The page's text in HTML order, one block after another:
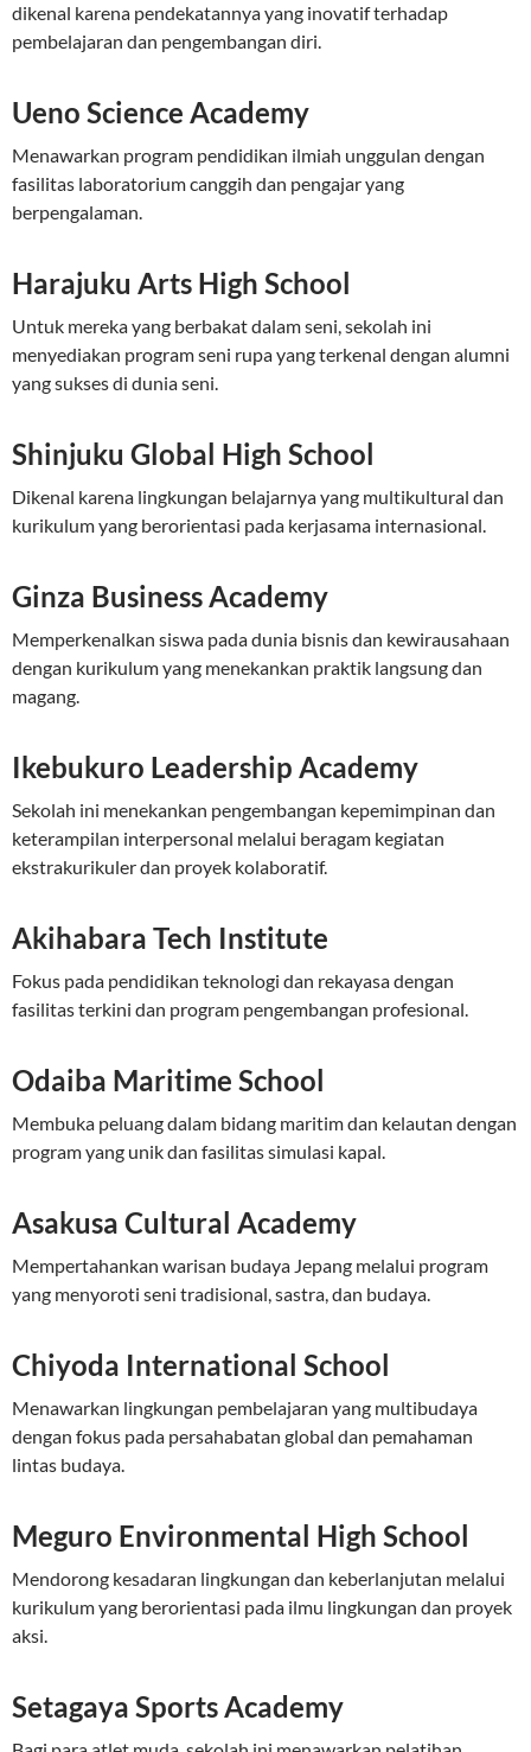
dikenal karena pendekatannya yang inovatif terhadap
pembelajaran dan pengembangan diri.
Ueno Science Academy
Menawarkan program pendidikan ilmiah unggulan dengan
fasilitas laboratorium canggih dan pengajar yang
berpengalaman.
Harajuku Arts High School
Untuk mereka yang berbakat dalam seni, sekolah ini
menyediakan program seni rupa yang terkenal dengan alumni
yang sukses di dunia seni.
Shinjuku Global High School
Dikenal karena lingkungan belajarnya yang multikultural dan
kurikulum yang berorientasi pada kerjasama internasional.
Ginza Business Academy
Memperkenalkan siswa pada dunia bisnis dan kewirausahaan
dengan kurikulum yang menekankan praktik langsung dan
magang.
Ikebukuro Leadership Academy
Sekolah ini menekankan pengembangan kepemimpinan dan
keterampilan interpersonal melalui beragam kegiatan
ekstrakurikuler dan proyek kolaboratif.
Akihabara Tech Institute
Fokus pada pendidikan teknologi dan rekayasa dengan
fasilitas terkini dan program pengembangan profesional.
Odaiba Maritime School
Membuka peluang dalam bidang maritim dan kelautan dengan
program yang unik dan fasilitas simulasi kapal.
Asakusa Cultural Academy
Mempertahankan warisan budaya Jepang melalui program
yang menyoroti seni tradisional, sastra, dan budaya.
Chiyoda International School
Menawarkan lingkungan pembelajaran yang multibudaya
dengan fokus pada persahabatan global dan pemahaman
lintas budaya.
Meguro Environmental High School
Mendorong kesadaran lingkungan dan keberlanjutan melalui
kurikulum yang berorientasi pada ilmu lingkungan dan proyek
aksi.
Setagaya Sports Academy